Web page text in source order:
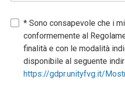
* Sono consapevole che i
conformemente al
finalità e con le modalità
disponibile al seguente
https://gdpr.unityfvg.it/